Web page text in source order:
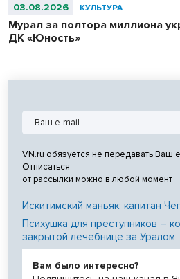
03.08.2026 КУЛЬТУРА
Мурал за полтора миллиона
ДК «Юность»
VN.ru обязуется не передавать Ваш
Отписаться
от рассылки можно в любой момент
Искитимский маньяк: капитан
Психушка для преступников –
закрытой лечебнице за Уралом
Вам было интересно?